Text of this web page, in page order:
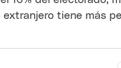
extranjero tiene más